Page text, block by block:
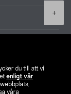
du till att vi
enligt vår
våra
+